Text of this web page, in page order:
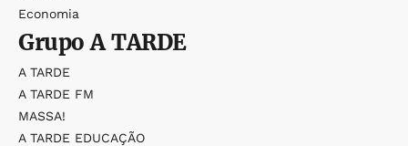
Economia
GrupoA TARDE
A TARDE
A TARDE FM
MASSA!
A TARDE EDUCAÇÃO